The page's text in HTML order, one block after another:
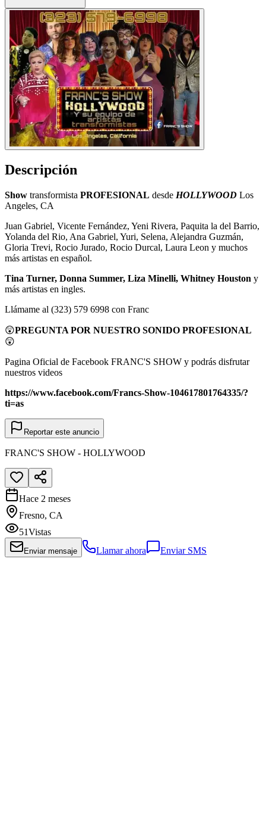
Descripción
Show transformista PROFESIONAL desde HOLLYWOOD Los
Angeles, CA
Juan Gabriel, Vicente Fernández, Yeni Rivera, Paquita la del Barrio,
Yolanda del Rio, Ana Gabriel, Yuri, Selena, Alejandra Guzmán,
Gloria Trevi, Rocio Jurado, Rocio Durcal, Laura Leon y muchos
más artistas en español.
Tina Turner, Donna Summer, Liza Minelli, Whitney Houston y
más artistas en ingles.
Llámame al (323) 579 6998 con Franc
😲PREGUNTA POR NUESTRO SONIDO PROFESIONAL
😲
Pagina Oficial de Facebook FRANC'S SHOW y podrás disfrutar
nuestros videos
https://www.facebook.com/Francs-Show-104617801764335/?
ti=as
Reportar este anuncio
FRANC'S SHOW - HOLLYWOOD
Hace 2 meses
Fresno, CA
51Vistas
Enviar mensaje Llamar ahora Enviar SMS